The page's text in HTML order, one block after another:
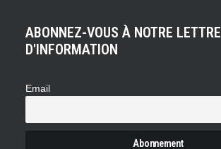
ABONNEZ-VOUS À NOTRE LETTRE
D'INFORMATION
Email